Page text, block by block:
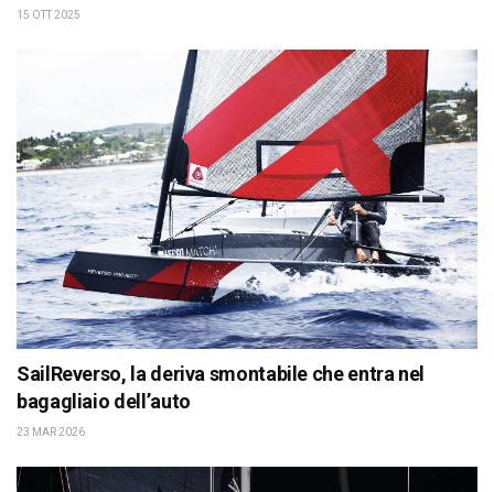
15 OTT 2025
SailReverso, la deriva smontabile che entra nel
bagagliaio dell’auto
23 MAR 2026